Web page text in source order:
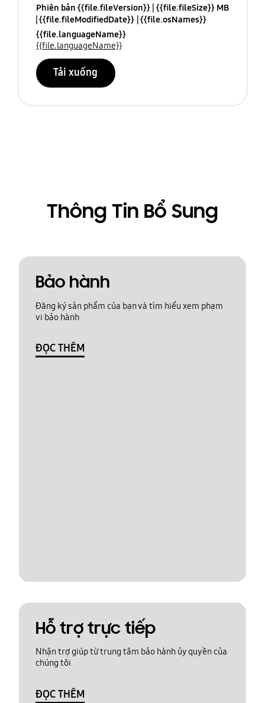
Phiên bản {{file.fileVersion}} {{file.fileSize}} MB
{{file.fileModifiedDate}} {{file.osNames}}
{{file.languageName}}
{{file.languageName}}
Tải xuống
Thông Tin Bổ Sung
Bảo hành
Đăng ký sản phẩm của bạn và tìm hiểu xem phạm
vi bảo hành
ĐỌC THÊM
Hỗ trợ trực tiếp
Nhận trợ giúp từ trung tâm bảo hành ủy quyền của
chúng tôi
ĐỌC THÊM